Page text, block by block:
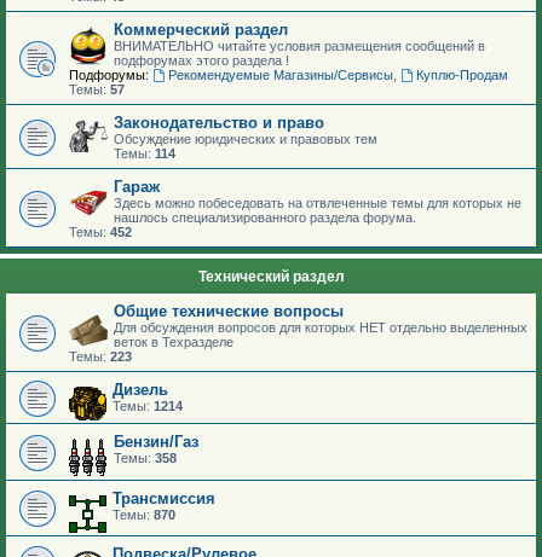
Коммерческий раздел
ВНИМАТЕЛЬНО читайте условия размещения сообщений в
подфорумах этого раздела !
Подфорумы:
Рекомендуемые Магазины/Сервисы,
Куплю-Продам
Темы: 57
Законодательство и право
Обсуждение юридических и правовых тем
Темы: 114
Гараж
Здесь можно побеседовать на отвлеченные темы для которых не
нашлось специализированного раздела форума.
Темы: 452
Технический раздел
Общие технические вопросы
Для обсуждения вопросов для которых НЕТ отдельно выделенных
веток в Техразделе
Темы: 223
Дизель
Темы: 1214
Бензин/Газ
Темы: 358
Трансмиссия
Темы: 870